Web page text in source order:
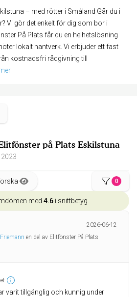
– med rötter i Småland Går du i
Vi gör det enkelt för dig som bor i
På Plats får du en helhetslösning
lokalt hantverk. Vi erbjuder ett fast
kostnadsfri rådgivning till
på Plats Eskilstuna
0
med 4.6 i snittbetyg
2026-06-12
en del av Elitfönster På Plats
varit tillgänglig och kunnig under